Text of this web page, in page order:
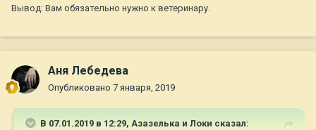
Вывод: Вам обязательно нужно к ветеринару.
Аня Лебедева
Опубликовано 7 января, 2019
В 07.01.2019 в 12:29, Азазелька и Локи сказал: